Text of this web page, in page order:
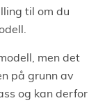
til om du
men det
på grunn av
og kan derfor